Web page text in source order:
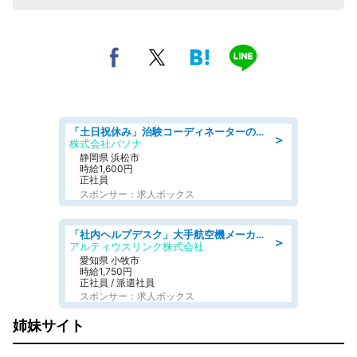
＞
「土日祝休み」治験コーディネーターのお仕事/未経験OK
株式会社パソナ
静岡県 浜松市
時給1,600円
正社員
スポンサー：求人ボックス
＞
「社内ヘルプデスク」大手航空機メーカーでのPC・周辺機器サポート 「初心者活躍中/土日祝休み/長期」 高時給1750円+交通費全額支給
アルティウスリンク株式会社
愛知県 小牧市
時給1,750円
正社員 / 派遣社員
スポンサー：求人ボックス
姉妹サイト